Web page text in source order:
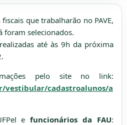
que trabalharão no PAVE,
selecionados.
até às 9h da próxima
pelo site no link:
vestibular/cadastroalunos/a
efuncionários da FAU: